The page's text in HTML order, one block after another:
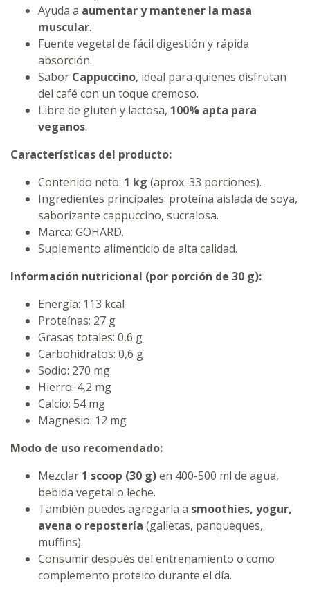
Ayuda a aumentar y mantener la masa
muscular.
Fuente vegetal de fácil digestión y rápida
absorción.
Sabor Cappuccino, ideal para quienes disfrutan
del café con un toque cremoso.
Libre de gluten y lactosa, 100% apta para
veganos.
Características del producto:
Contenido neto: 1 kg (aprox. 33 porciones).
Ingredientes principales: proteína aislada de soya,
saborizante cappuccino, sucralosa.
Marca: GOHARD.
Suplemento alimenticio de alta calidad.
Información nutricional (por porción de 30 g):
Energía: 113 kcal
Proteínas: 27 g
Grasas totales: 0,6 g
Carbohidratos: 0,6 g
Sodio: 270 mg
Hierro: 4,2 mg
Calcio: 54 mg
Magnesio: 12 mg
Modo de uso recomendado:
Mezclar 1 scoop (30 g)en 400-500 ml de agua,
bebida vegetal o leche.
También puedes agregarla a smoothies, yogur,
avena o repostería (galletas, panqueques,
muffins).
Consumir después del entrenamiento o como
complemento proteico durante el día.